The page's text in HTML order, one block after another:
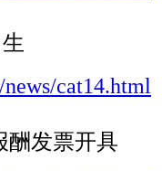
cat14.html
酬发票开具